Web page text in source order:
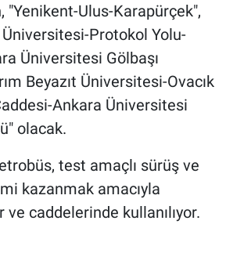
"Yenikent-Ulus-Karapürçek",
Üniversitesi-Protokol Yolu-
Üniversitesi Gölbaşı
Beyazıt Üniversitesi-Ovacık
Ankara Üniversitesi
olacak.
test amaçlı sürüş ve
kazanmak amacıyla
ve caddelerinde kullanılıyor.